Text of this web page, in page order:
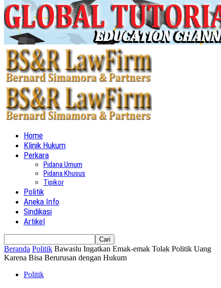
Home
Klinik Hukum
Perkara
Pidana Umum
Pidana Khusus
Tipikor
Politik
Aneka Info
Sindikasi
Artikel
Beranda Politik Bawaslu Ingatkan Emak-emak Tolak Politik Uang
Karena Bisa Berurusan dengan Hukum
Politik